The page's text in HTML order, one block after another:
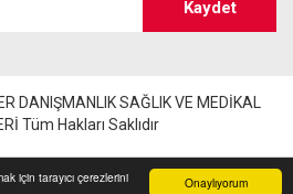
Onaylıyorum
için tarayıcı çerezlerini
DANIŞMANLIK SAĞLIK VE MEDİKAL
Tüm Hakları Saklıdır